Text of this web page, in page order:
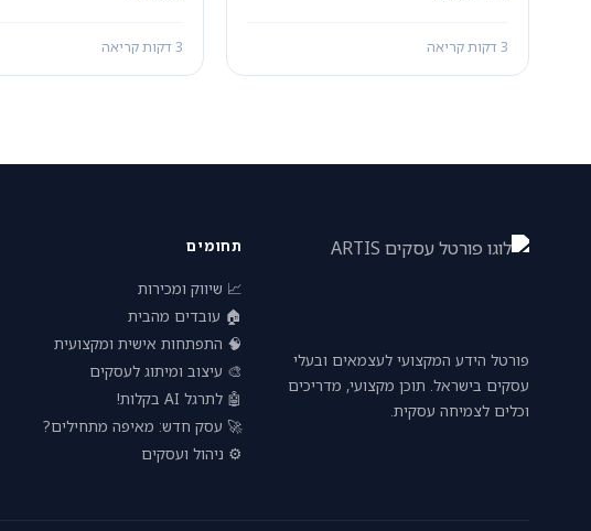
3 דקות קריאה 3 דקות קריאה
פורטל הידע המקצועי לעצמאים ובעלי
עסקים בישראל. תוכן מקצועי, מדריכים
וכלים לצמיחה עסקית.
תחומים
📈 שיווק ומכירות
🏠 עובדים מהבית
🧠 התפתחות אישית ומקצועית
🎨 עיצוב ומיתוג לעסקים
🤖 לתרגל AI בקלות!
🚀 עסק חדש: מאיפה מתחילים?
⚙️ ניהול ועסקים